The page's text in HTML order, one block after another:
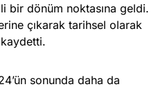
bir dönüm noktasına geldi.
çıkarak tarihsel olarak
sonunda daha da